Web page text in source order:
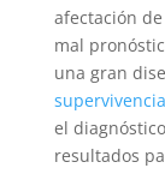
afectación
mal
una gran
supervivencia
el
resultados